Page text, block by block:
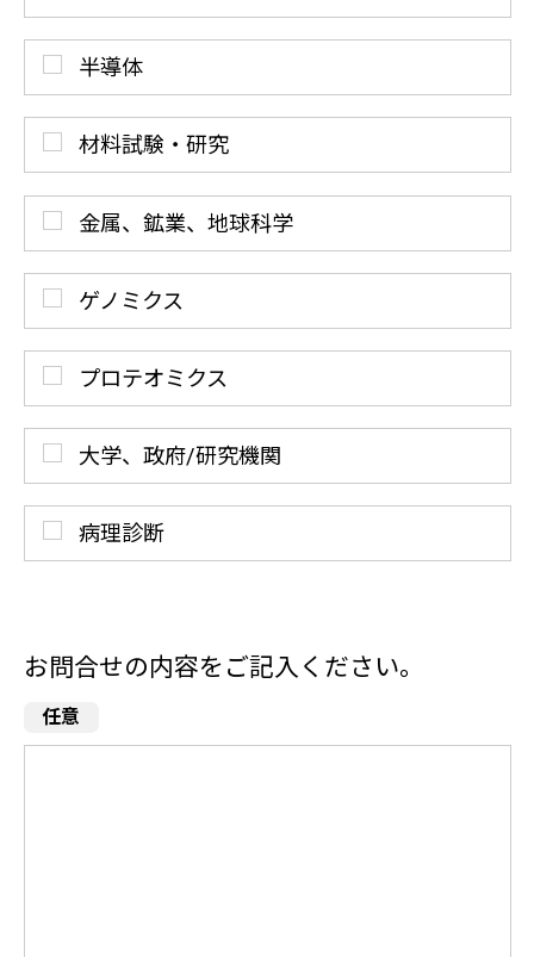
半導体
材料試験・研究
金属、鉱業、地球科学
ゲノミクス
プロテオミクス
大学、政府/研究機関
病理診断
お問合せの内容をご記入ください。